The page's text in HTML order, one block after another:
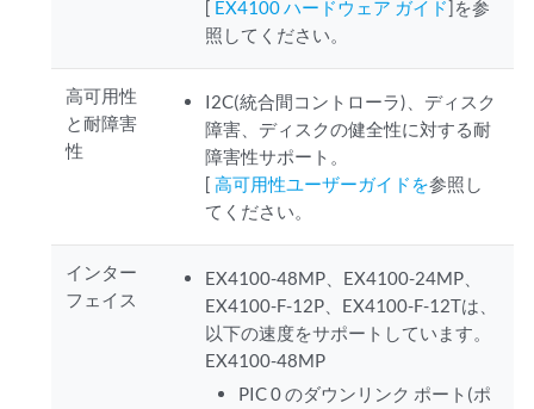
[ EX4100 ハードウェア ガイド]を参
照してください。
高可用性
と耐障害
性
I2C(統合間コントローラ)、ディスク
障害、ディスクの健全性に対する耐
障害性サポート。
[高可用性ユーザーガイドを参照し
てください。
インター
フェイス
EX4100-48MP、EX4100-24MP、
EX4100-F-12P、EX4100-F-12Tは、
以下の速度をサポートしています。
EX4100-48MP
PIC 0 のダウンリンク ポート(ポ